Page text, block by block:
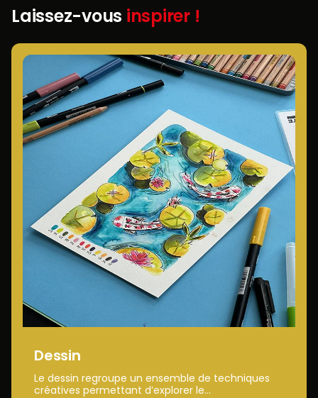
Laissez-vous inspirer !
Dessin
Le dessin regroupe un ensemble de techniques
créatives permettant d’explorer le...